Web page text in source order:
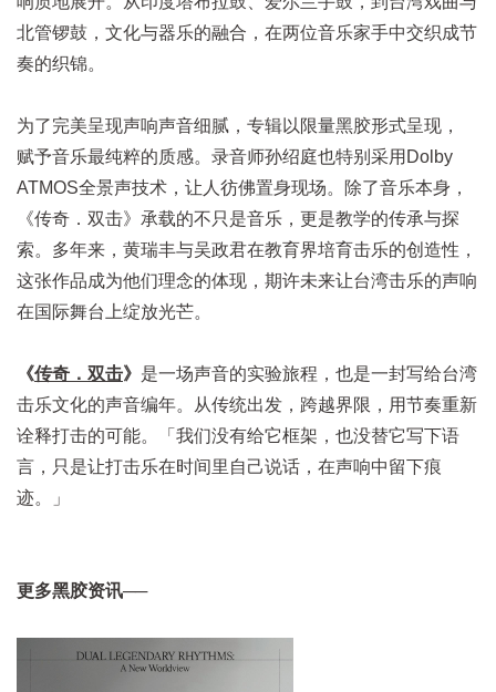
北管锣鼓，文化与器乐的融合，在两位音乐家手中交织成节
奏的织锦。
为了完美呈现声响声音细腻，专辑以限量黑胶形式呈现，
赋予音乐最纯粹的质感。录音师孙绍庭也特别采用Dolby
ATMOS全景声技术，让人彷佛置身现场。除了音乐本身，
《传奇．双击》承载的不只是音乐，更是教学的传承与探
索。多年来，黄瑞丰与吴政君在教育界培育击乐的创造性，
这张作品成为他们理念的体现，期许未来让台湾击乐的声响
在国际舞台上绽放光芒。
《传奇．双击》 是一场声音的实验旅程，也是一封写给台湾
击乐文化的声音编年。从传统出发，跨越界限，用节奏重新
诠释打击的可能。「我们没有给它框架，也没替它写下语
言，只是让打击乐在时间里自己说话，在声响中留下痕
迹。」
更多黑胶资讯──